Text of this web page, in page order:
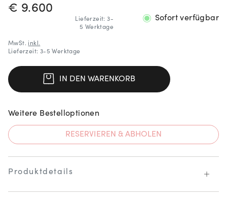
Sofort verfügbar
PREISINFORMATIONEN
€ 9.600
Lieferzeit: 3-
5 Werktage
MwSt. inkl.
Lieferzeit: 3-5 Werktage
IN DEN WARENKORB
Weitere Bestelloptionen
RESERVIEREN & ABHOLEN
Produktdetails